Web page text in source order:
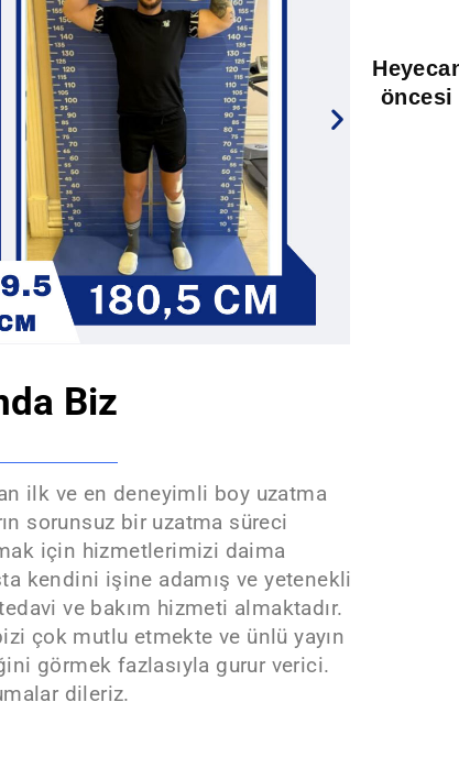
öncesi
Biz
ilk ve en deneyimli boy uzatma
sorunsuz bir uzatma süreci
için hizmetlerimizi daima
kendini işine adamış ve yetenekli
ve bakım hizmeti almaktadır.
çok mutlu etmekte ve ünlü yayın
görmek fazlasıyla gurur verici.
dileriz.